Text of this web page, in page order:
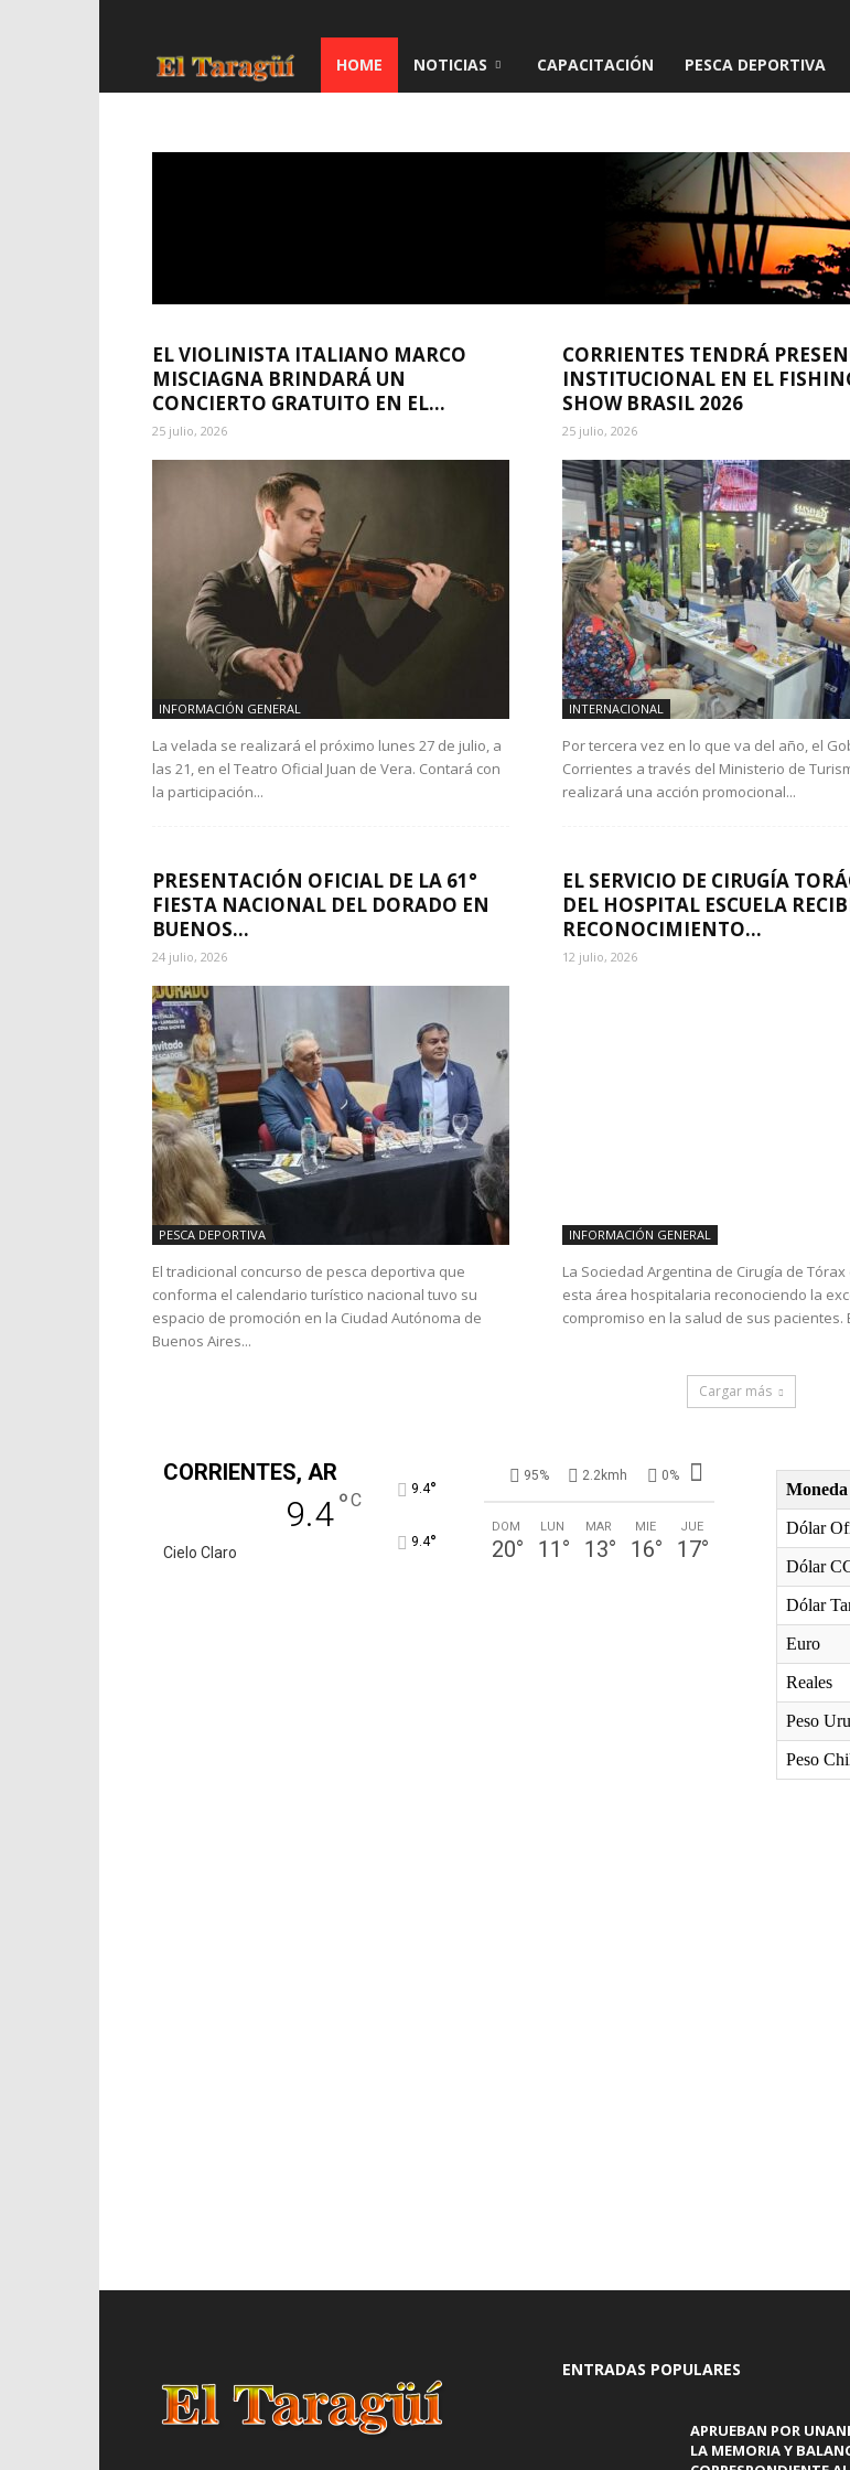
HOME NOTICIAS CAPACITACIÓN PESCA DEPORTIVA
EL VIOLINISTA ITALIANO MARCO
MISCIAGNA BRINDARÁ UN
CONCIERTO GRATUITO EN EL...
25 julio, 2026
INFORMACIÓN GENERAL
La velada se realizará el próximo lunes 27 de julio, a
las 21, en el Teatro Oficial Juan de Vera. Contará con
la participación...
CORRIENTES TENDRÁ
INSTITUCIONAL EN EL
SHOW BRASIL 2026
25 julio, 2026
INTERNACIONAL
Por tercera vez en lo que va del año, el
Corrientes a través del Ministerio de
realizará una acción promocional...
PRESENTACIÓN OFICIAL DE LA 61°
FIESTA NACIONAL DEL DORADO EN
BUENOS...
24 julio, 2026
PESCA DEPORTIVA
El tradicional concurso de pesca deportiva que
conforma el calendario turístico nacional tuvo su
espacio de promoción en la Ciudad Autónoma de
Buenos Aires...
EL SERVICIO DE CIRUGÍA
DEL HOSPITAL ESCUELA
RECONOCIMIENTO...
12 julio, 2026
INFORMACIÓN GENERAL
La Sociedad Argentina de Cirugía de
esta área hospitalaria reconociendo la
compromiso en la salud de sus pacientes.
Cargar más
CORRIENTES, AR
Cielo Claro
9.4°C
9.4°
9.4°
95% 2.2kmh 0%
DOM
20°
LUN
11 °
MAR
13°
MIE
16°
JUE
17°
ENTRADAS POPULARES
APRUEBAN POR
LA MEMORIA Y